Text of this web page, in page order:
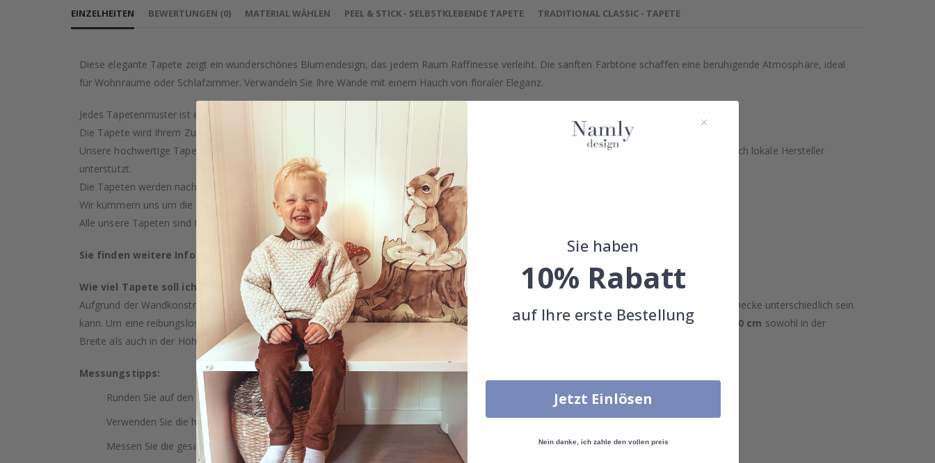
EINZELHEITEN
Diese elegante Tapete zeigt ein wunderschönes Blumendesign, das jedem Raum Raffinesse verleiht. Die sanften Farbtöne schaffen eine beruhigende Atmosphäre, ideal
für Wohnräume oder Schlafzimmer. Verwandeln Sie Ihre Wände mit einem Hauch von floraler Eleganz.
Jedes Tapetenmuster ist eine künstlerische Kreation, sorgfältig ausgewählt oder von unserem talentierten Designteam entworfen.
Die Tapete wird Ihrem Zuhause garantiert einen Hauch von Luxus verleihen und Ihren Wänden ein exklusives Gefühl geben.
Unsere hochwertige Tapete wird mit Sorgfalt und Präzision in Schweden hergestellt, was nicht nur herausragende Qualität garantiert, sondern auch lokale Hersteller
unterstützt.
Die Tapeten werden nach Ihrem Kauf auf Bestellung gefertigt.
Wir kümmern uns um die Ressourcen der Erde und streben danach, eine nachhaltige Umwelt zu erhalten.
Alle unsere Tapeten sind PVC-frei und als feuerfest eingestuft.
Sie finden weitere Informationen zu unseren Tapetenarten im obigen Menü.
Wie viel Tapete soll ich kaufen?
Aufgrund der Wandkonstruktion und möglicher Neigung können die Wandmaße variieren, was bedeutet, dass der Abstand zwischen Boden und Decke unterschiedlich sein
kann. Um eine reibungslose Installation zu gewährleisten, empfehlen wir, Tapetenmaße mit einemÜberlappungsmargin von mindestens 5-10 cm sowohl in der
Breite als auch in der Höhe zu wählen. Dies bietet zusätzlichen Raum für Anpassungen während der Installation.
Messungstipps:
Runden Sie auf den nächsten ganzen Zentimeter auf.
Verwenden Sie die höchste Wand, um Ihre Höhe zu messen.
Messen Sie die gesamte Wand, einschließlich Türen und Fenster.
BEWERTUNGEN (0) MATERIAL WÄHLEN PEEL & STICK - SELBSTKLEBENDE TAPETE TRADITIONAL CLASSIC - TAPETE
Sie haben
10% Rabatt
auf Ihre erste Bestellung
Jetzt Einlösen
Nein danke, ich zahle den vollen preis